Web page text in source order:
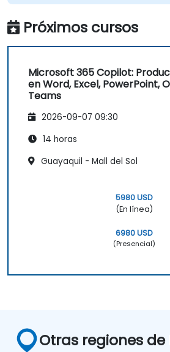
Próximos cursos
Microsoft 365 Copilot:
en Word, Excel, PowerPoint,
Teams
2026-09-07 09:30
14 horas
Guayaquil - Mall del Sol
5980 USD
(En línea)
6980 USD
(Presencial)
Otras regiones